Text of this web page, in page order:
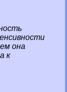
она
к